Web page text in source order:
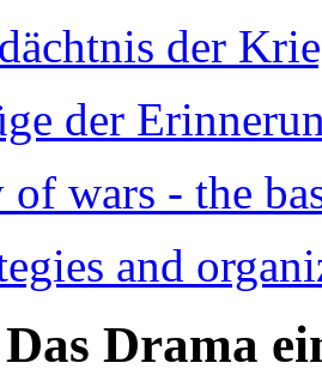
der
der
wars - the
and
Drama